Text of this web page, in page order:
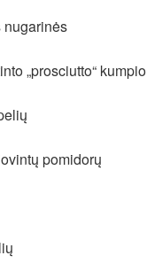
„prosciutto“ kumpio
pomidorų